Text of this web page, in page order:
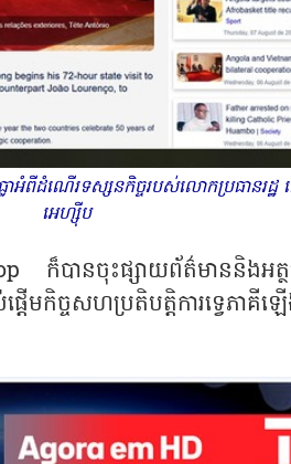
លោអំពីដំណើរទស្សនកិច្ចរបស់លោកប្រធានរ
អេហ្ស៊ីប
ក៏បានចុះផ្សាយព័ត៌មាននិងអត្
មកិច្ចសហប្រតិបត្តិការទ្វេភាគីឡ